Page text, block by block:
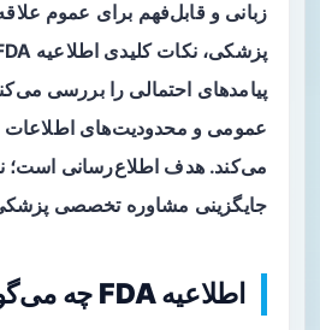
زبانی و قابل‌فهم برای عموم
پیامدهای احتمالی را بررسی
عمومی و محدودیت‌های اطلاعات
می‌کند. هدف اطلاع‌رسانی است؛
جایگزینی مشاوره تخصصی
اطلاعیه FDA چه می‌گوید؟